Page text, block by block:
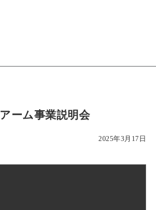
アーム事業説明会
2025年3月17日